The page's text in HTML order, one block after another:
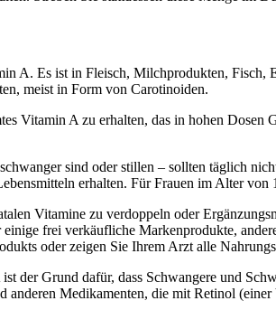
A. Es ist in Fleisch, Milchprodukten,
meist in Form von Carotinoiden.
Vitamin A zu erhalten, das in hohen
sind oder stillen – sollten täglich
erhalten. Für Frauen im Alter
Vitamine zu verdoppeln oder
frei verkäufliche Markenprodukte,
oder zeigen Sie Ihrem Arzt alle
der Grund dafür, dass Schwangere und
anderen Medikamenten, die mit Retinol